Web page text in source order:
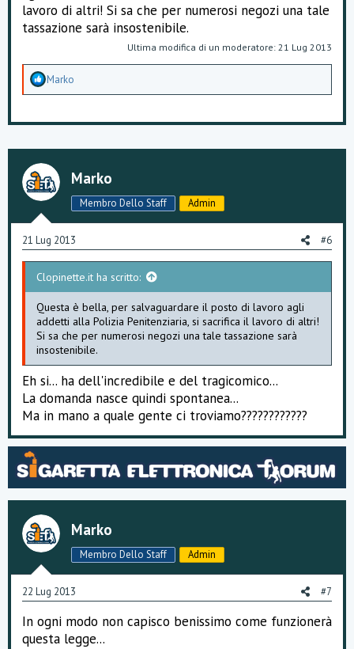
lavoro di altri! Si sa che per numerosi negozi una tale
tassazione sarà insostenibile.
Ultima modifica di un moderatore: 21 Lug 2013
A
e
a
m
e
n
t
:
Marko
Marko
Membro Dello Staff Admin
21 Lug 2013 #6
Clopinette.it ha scritto:
Questa è bella, per salvaguardare il posto di lavoro agli
addetti alla Polizia Penitenziaria, si sacrifica il lavoro di altri!
Si sa che per numerosi negozi una tale tassazione sarà
insostenibile.
Eh si... ha dell'incredibile e del tragicomico...
La domanda nasce quindi spontanea...
Ma in mano a quale gente ci troviamo????????????
Marko
Membro Dello Staff Admin
22 Lug 2013 #7
In ogni modo non capisco benissimo come funzionerà
questa legge...